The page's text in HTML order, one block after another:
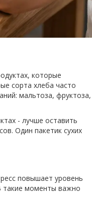
которые
сорта хлеба часто
мальтоза, фруктоза,
- лучше оставить
Один пакетик сухих
повышает уровень
такие моменты важно